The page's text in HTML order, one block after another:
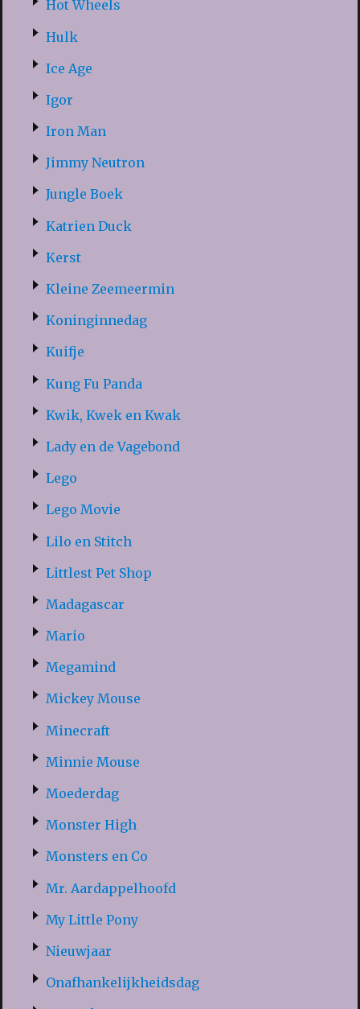
Hot Wheels
Hulk
Ice Age
Igor
Iron Man
Jimmy Neutron
Jungle Boek
Katrien Duck
Kerst
Kleine Zeemeermin
Koninginnedag
Kuifje
Kung Fu Panda
Kwik, Kwek en Kwak
Lady en de Vagebond
Lego
Lego Movie
Lilo en Stitch
Littlest Pet Shop
Madagascar
Mario
Megamind
Mickey Mouse
Minecraft
Minnie Mouse
Moederdag
Monster High
Monsters en Co
Mr. Aardappelhoofd
My Little Pony
Nieuwjaar
Onafhankelijkheidsdag